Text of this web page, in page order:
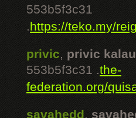
553b5f3c31
.https://teko.my/
privic, privic
553b5f3c31 .the-
federation.org/
savahedd,